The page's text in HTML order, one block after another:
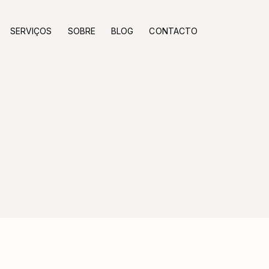
SERVIÇOS SOBRE BLOG CONTACTO